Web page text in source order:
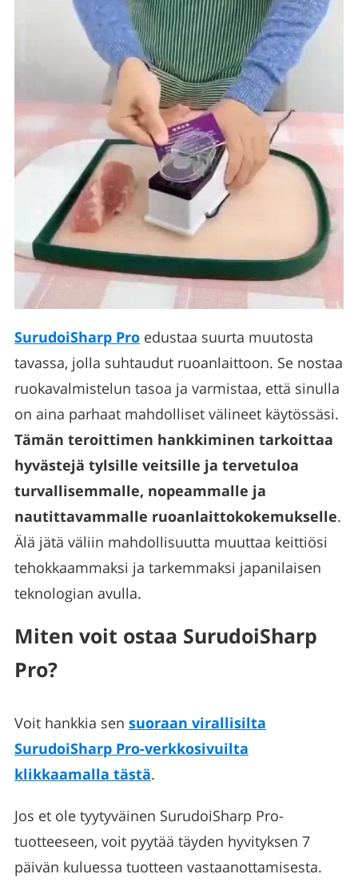
SurudoiSharp Pro edustaa suurta muutosta
tavassa, jolla suhtaudut ruoanlaittoon. Se nostaa
ruokavalmistelun tasoa ja varmistaa, että sinulla
on aina parhaat mahdolliset välineet käytössäsi.
Tämän teroittimen hankkiminen tarkoittaa
hyvästejä tylsille veitsille ja tervetuloa
turvallisemmalle, nopeammalle ja
nautittavammalle ruoanlaittokokemukselle.
Älä jätä väliin mahdollisuutta muuttaa keittiösi
tehokkaammaksi ja tarkemmaksi japanilaisen
teknologian avulla.
Miten voit ostaa SurudoiSharp
Pro?
Voit hankkia sen suoraan virallisilta
SurudoiSharp Pro-verkkosivuilta
klikkaamalla tästä.
Jos et ole tyytyväinen SurudoiSharp Pro-
tuotteeseen, voit pyytää täyden hyvityksen 7
päivän kuluessa tuotteen vastaanottamisesta.